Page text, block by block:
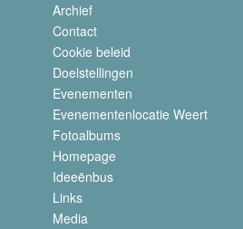
Archief
Contact
Cookie beleid
Doelstellingen
Evenementen
Evenementenlocatie Weert
Fotoalbums
Homepage
Ideeënbus
Links
Media